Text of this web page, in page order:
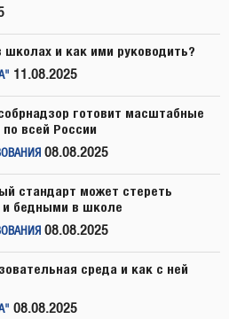
школах и как ими руководить?
11.08.2025
готовит масштабные
всей России
08.08.2025
стандарт может стереть
бедными в школе
08.08.2025
среда и как с ней
08.08.2025